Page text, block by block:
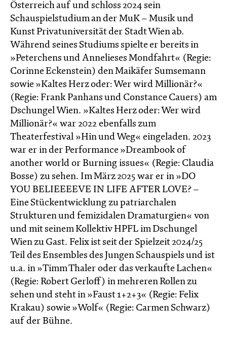
Österreich auf und schloss 2024 sein
Schauspielstudium an der MuK – Musik und
Kunst Privatuniversität der Stadt Wien ab.
Während seines Studiums spielte er bereits in
»Peterchens und Annelieses Mondfahrt« (Regie:
Corinne Eckenstein) den Maikäfer Sumsemann
sowie »Kaltes Herz oder: Wer wird Millionär?«
(Regie: Frank Panhans und Constance Cauers) am
Dschungel Wien. »Kaltes Herz oder: Wer wird
Millionär?« war 2022 ebenfalls zum
Theaterfestival »Hin und Weg« eingeladen. 2023
war er in der Performance »Dreambook of
another world or Burning issues« (Regie: Claudia
Bosse) zu sehen. Im März 2025 war er in »DO
YOU BELIEEEEVE IN LIFE AFTER LOVE? –
Eine Stückentwicklung zu patriarchalen
Strukturen und femizidalen Dramaturgien« von
und mit seinem Kollektiv HPFL im Dschungel
Wien zu Gast. Felix ist seit der Spielzeit 2024/25
Teil des Ensembles des Jungen Schauspiels und ist
u.a. in »Timm Thaler oder das verkaufte Lachen«
(Regie: Robert Gerloff) in mehreren Rollen zu
sehen und steht in »Faust 1+2+3« (Regie: Felix
Krakau) sowie »Wolf« (Regie: Carmen Schwarz)
auf der Bühne.